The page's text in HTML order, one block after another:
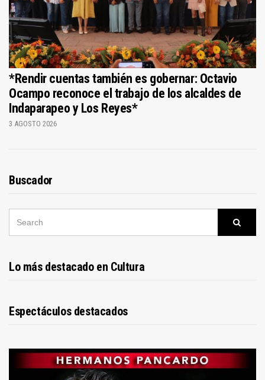
*Rendir cuentas también es gobernar: Octavio
Ocampo reconoce el trabajo de los alcaldes de
Indaparapeo y Los Reyes*
3 AGOSTO 2026
Buscador
Lo más destacado en Cultura
Espectáculos destacados